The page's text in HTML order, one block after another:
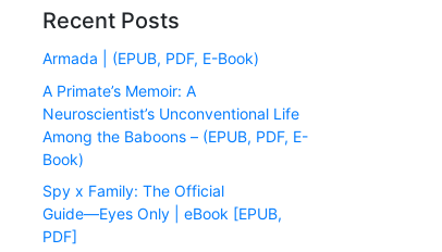
Recent Posts
Armada | (EPUB, PDF, E-Book)
A Primate’s Memoir: A
Neuroscientist’s Unconventional Life
Among the Baboons – (EPUB, PDF, E-
Book)
Spy x Family: The Official
Guide―Eyes Only | eBook [EPUB,
PDF]